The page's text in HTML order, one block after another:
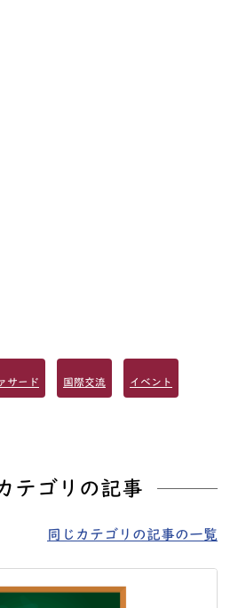
サード 国際交流 イベント
テゴリの記事
同じカテゴリの記事の一覧